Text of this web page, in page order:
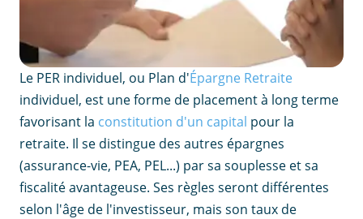
Le PER individuel, ou Plan d'Épargne Retraite
individuel, est une forme de placement à long terme
favorisant la constitution d'un capital pour la
retraite. Il se distingue des autres épargnes
(assurance-vie, PEA, PEL...) par sa souplesse et sa
fiscalité avantageuse. Ses règles seront différentes
selon l'âge de l'investisseur, mais son taux de